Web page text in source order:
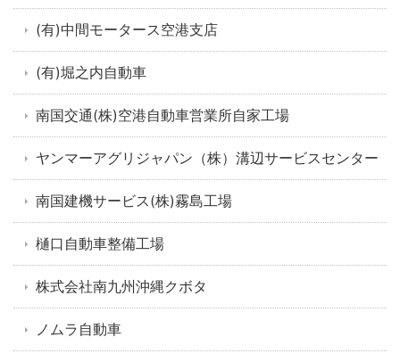
(有)中間モータース空港支店
(有)堀之内自動車
南国交通(株)空港自動車営業所自家工場
ヤンマーアグリジャパン（株）溝辺サービスセンター
南国建機サービス(株)霧島工場
樋口自動車整備工場
株式会社南九州沖縄クボタ
ノムラ自動車